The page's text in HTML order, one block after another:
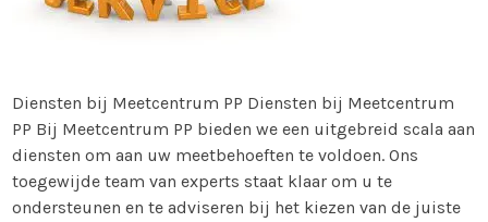
Diensten bij Meetcentrum PP Diensten bij Meetcentrum
PP Bij Meetcentrum PP bieden we een uitgebreid scala aan
diensten om aan uw meetbehoeften te voldoen. Ons
toegewijde team van experts staat klaar om u te
ondersteunen en te adviseren bij het kiezen van de juiste